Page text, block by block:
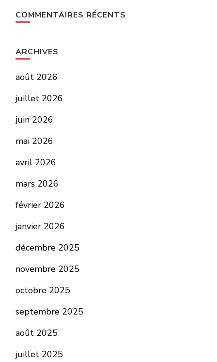
COMMENTAIRES RÉCENTS
ARCHIVES
août 2026
juillet 2026
juin 2026
mai 2026
avril 2026
mars 2026
février 2026
janvier 2026
décembre 2025
novembre 2025
octobre 2025
septembre 2025
août 2025
juillet 2025